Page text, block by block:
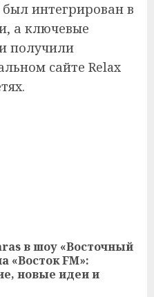
интегрирован в
а ключевые
получили
сайте Relax
в шоу «Восточный
«Восток FM»:
новые идеи и